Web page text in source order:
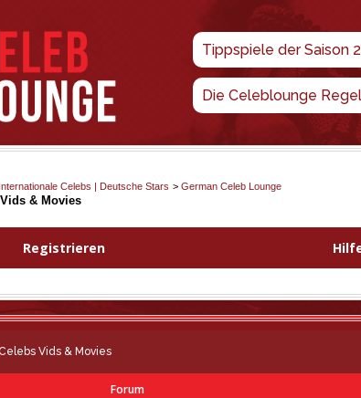
Tippspiele der Saison
Die Celeblounge
Celebs | Deutsche Stars > German Celeb Lounge
& Movies
Registrieren
Vids & Movies
Forum